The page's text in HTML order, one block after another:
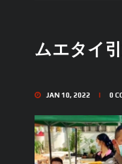
ムエタイ
JAN 10, 2022 0